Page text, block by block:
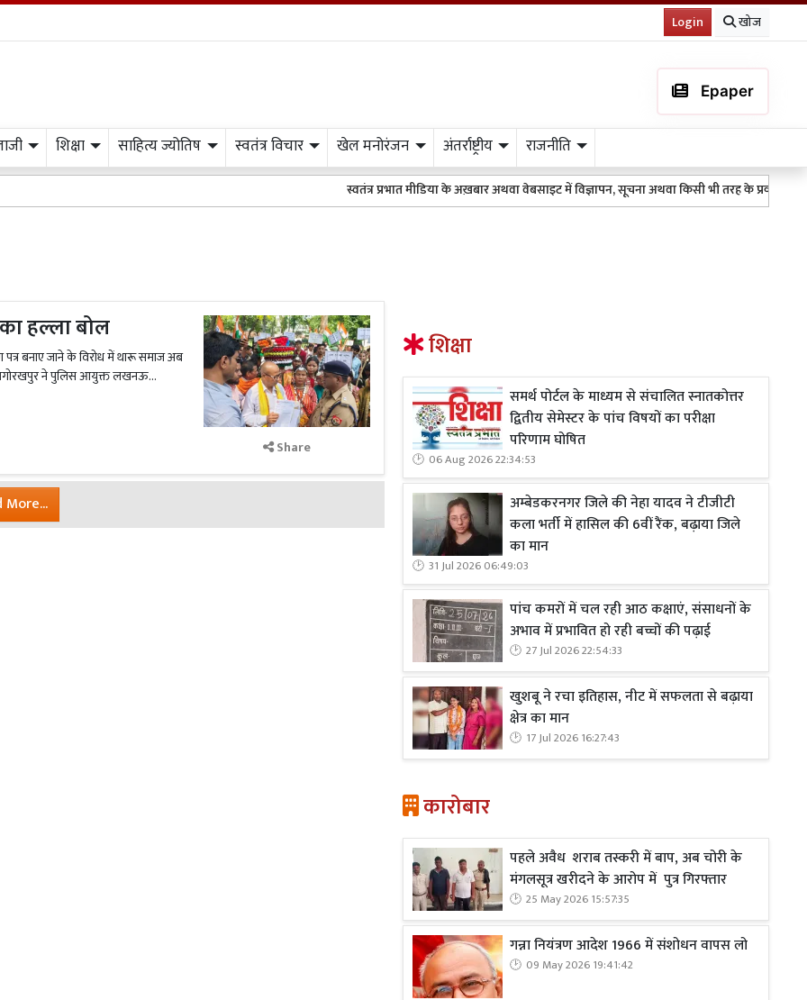
Login खोज
Epaper
शिक्षा साहित्य ज्योतिष स्वतंत्र विचार खेल मनोरंजन अंतर्राष्ट्रीय राजनीति
स्वतंत्र प्रभात मीडिया के अख़बार अथवा वेबसाइट में विज्ञापन, सूचना अथवा किसी भी तरह के प्रकाशन के
हल्ला बोल
बनाए जाने के विरोध में थारू समाज अब
ने पुलिस आयुक्त लखनऊ...
Share
More...
शिक्षा
समर्थ पोर्टल के माध्यम से संचालित स्नातकोत्तर
द्वितीय सेमेस्टर के पांच विषयों का परीक्षा
परिणाम घोषित
06 Aug 2026 22:34:53
अम्बेडकरनगर जिले की नेहा यादव ने टीजीटी
कला भर्ती में हासिल की 6वीं रैंक, बढ़ाया जिले
का मान
31 Jul 2026 06:49:03
पांच कमरों में चल रही आठ कक्षाएं, संसाधनों के
अभाव में प्रभावित हो रही बच्चों की पढ़ाई
27 Jul 2026 22:54:33
खुशबू ने रचा इतिहास, नीट में सफलता से बढ़ाया
क्षेत्र का मान
17 Jul 2026 16:27:43
कारोबार
पहले अवैध शराब तस्करी में बाप, अब चोरी के
मंगलसूत्र खरीदने के आरोप में पुत्र गिरफ्तार
25 May 2026 15:57:35
गन्ना नियंत्रण आदेश 1966 में संशोधन वापस लो
09 May 2026 19:41:42